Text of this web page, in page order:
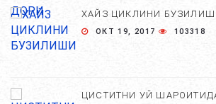
ХАЙЗ ЦИКЛИНИ
ОКТ 19, 2017 103318
ЦИСТИТНИ УЙ